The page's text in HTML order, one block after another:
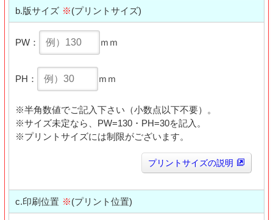
b.版サイズ ※(プリントサイズ)
PW： ｍｍ
PH： ｍｍ
※半角数値でご記入下さい（小数点以下不要）。
※サイズ未定なら、PW=130・PH=30を記入。
※プリントサイズには制限がございます。
プリントサイズの説明
c.印刷位置 ※(プリント位置)